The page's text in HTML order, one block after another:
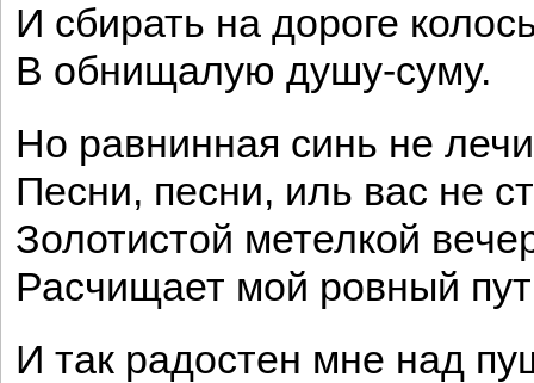
И сбирать на дороге
В обнищалую душу-суму.
Но равнинная синь не
Песни, песни, иль вас не
Золотистой метелкой
Расчищает мой ровный
И так радостен мне над